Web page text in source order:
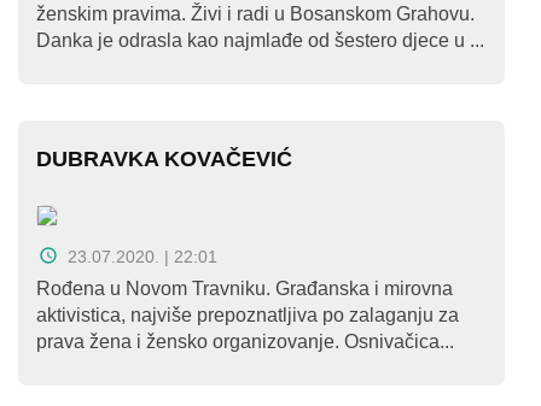
ženskim pravima. Živi i radi u Bosanskom Grahovu.
Danka je odrasla kao najmlađe od šestero djece u ...
DUBRAVKA KOVAČEVIĆ
23.07.2020. | 22:01
Rođena u Novom Travniku. Građanska i mirovna
aktivistica, najviše prepoznatljiva po zalaganju za
prava žena i žensko organizovanje. Osnivačica...